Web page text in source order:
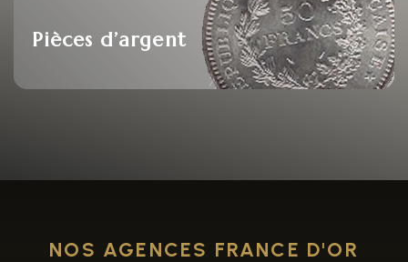
Pièces d’argent
NOS AGENCES FRANCE D'OR